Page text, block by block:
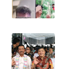
SIDIKALANG
NEWS
SIBARAGAS
NEWS